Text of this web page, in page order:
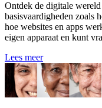
Ontdek de digitale
basisvaardigheden zoals
hoe websites en apps
eigen apparaat en kunt
Lees meer